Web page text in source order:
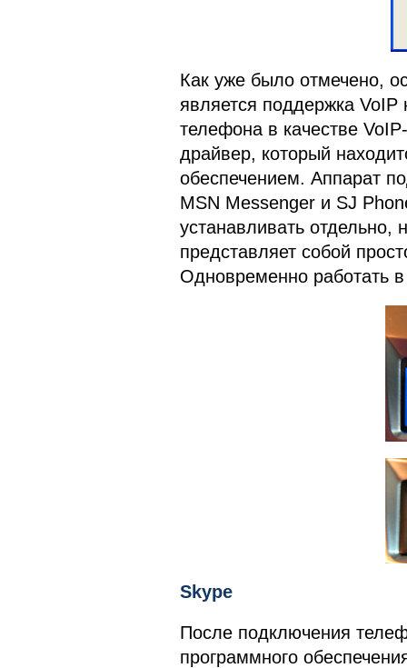
Как уже было отмечено,
является поддержка
телефона в качестве
драйвер, который
обеспечением. Аппарат
MSN Messenger и SJ
устанавливать
представляет собой
Одновременно работать в
Skype
После подключения
программного